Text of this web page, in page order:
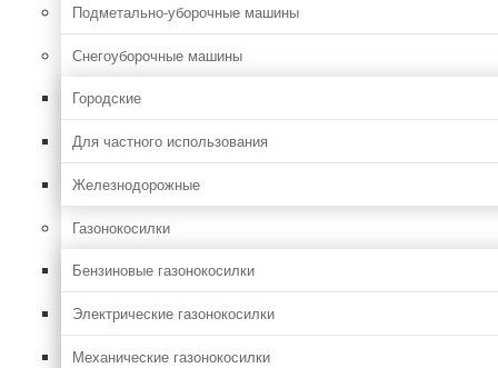
Подметально-уборочные машины
Снегоуборочные машины
Городские
Для частного использования
Железнодорожные
Газонокосилки
Бензиновые газонокосилки
Электрические газонокосилки
Механические газонокосилки